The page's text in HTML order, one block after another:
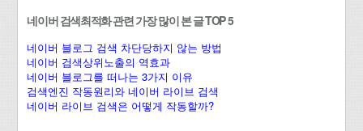
네이버 검색최적화 관련 가장 많이 본 글 TOP 5
네이버 블로그 검색 차단당하지 않는 방법
네이버 검색상위노출의 역효과
네이버 블로그를 떠나는 3가지 이유
검색엔진 작동원리와 네이버 라이브 검색
네이버 라이브 검색은 어떻게 작동할까?